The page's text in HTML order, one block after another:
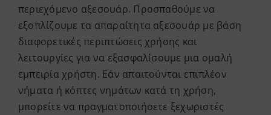
περιεχόμενο αξεσουάρ. Προσπαθούμε να
εξοπλίζουμε τα απαραίτητα αξεσουάρ με βάση
διαφορετικές περιπτώσεις χρήσης και
λειτουργίες για να εξασφαλίσουμε μια ομαλή
εμπειρία χρήστη. Εάν απαιτούνται επιπλέον
νήματα ή κόπτες νημάτων κατά τη χρήση,
μπορείτε να πραγματοποιήσετε ξεχωριστές